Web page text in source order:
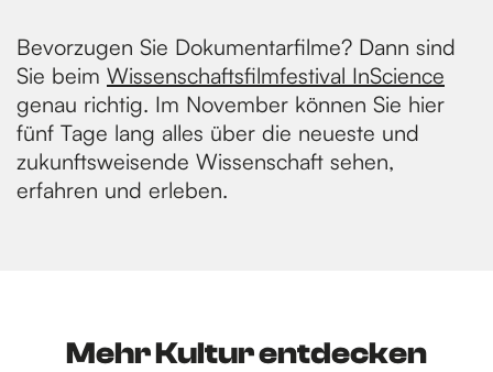
Bevorzugen Sie Dokumentarfilme? Dann sind
Sie beim Wissenschaftsfilmfestival InScience
genau richtig. Im November können Sie hier
fünf Tage lang alles über die neueste und
zukunftsweisende Wissenschaft sehen,
erfahren und erleben.
Mehr Kultur entdecken